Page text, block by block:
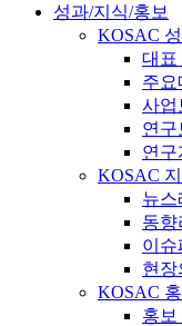
성과/지식/홍보
KOSAC
대표
주요
사업
연구
연구
KOSAC
뉴스
동향
이슈
현장
KOSAC
홍보